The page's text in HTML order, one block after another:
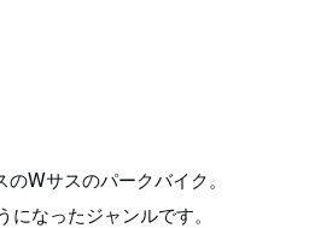
Wサスのパークバイク。
なったジャンルです。